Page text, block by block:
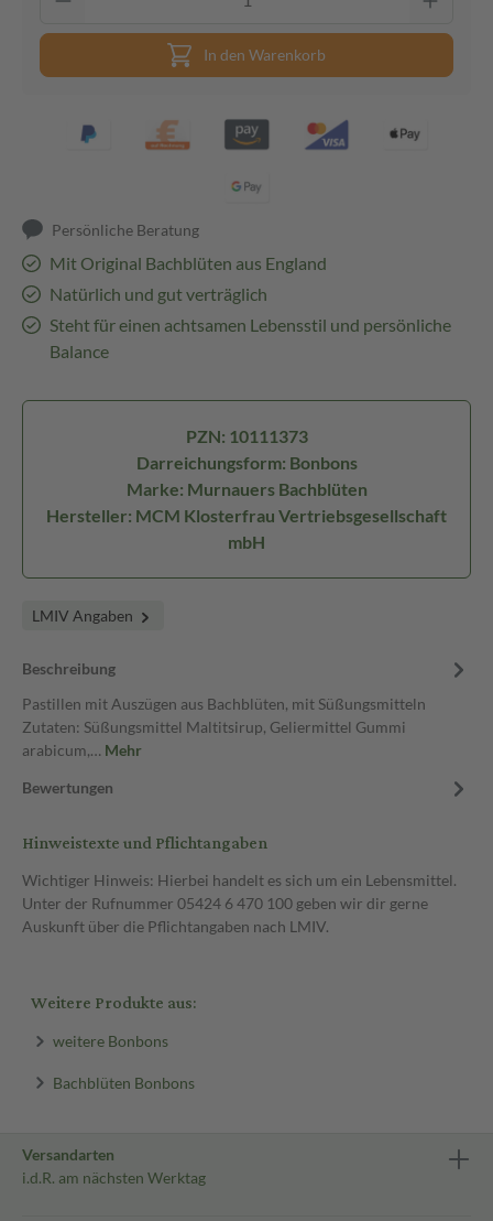
In den Warenkorb
Persönliche Beratung
Mit Original Bachblüten aus England
Natürlich und gut verträglich
Steht für einen achtsamen Lebensstil und persönliche
Balance
PZN: 10111373
Darreichungsform: Bonbons
Marke: Murnauers Bachblüten
Hersteller: MCM Klosterfrau Vertriebsgesellschaft
mbH
LMIV Angaben
Beschreibung
Pastillen mit Auszügen aus Bachblüten, mit Süßungsmitteln
Zutaten: Süßungsmittel Maltitsirup, Geliermittel Gummi
arabicum,… Mehr
Bewertungen
Hinweistexte und Pflichtangaben
Wichtiger Hinweis: Hierbei handelt es sich um ein Lebensmittel.
Unter der Rufnummer 05424 6 470 100 geben wir dir gerne
Auskunft über die Pflichtangaben nach LMIV.
Weitere Produkte aus:
weitere Bonbons
Bachblüten Bonbons
Versandarten
i.d.R. am nächsten Werktag